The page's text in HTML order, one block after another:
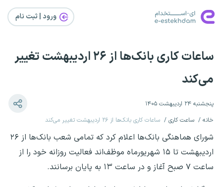
ورود | ثبت‌ نام
ساعات کاری بانک‌ها از ۲۶ اردیبهشت تغییر
می‌کند
پنجشنبه ۲۴ اردیبهشت ۱۴۰۵
خانه
ساعت کاری ساعات کاری بانک‌ها از ۲۶ اردیبهشت تغییر می‌کند
شورای هماهنگی بانک‌ها اعلام کرد که تمامی شعب بانک‌ها از ۲۶
اردیبهشت تا ۱۵ شهریورماه موظف‌اند فعالیت روزانه خود را از
ساعت ۷ صبح آغاز و در ساعت ۱۳ به پایان برسانند.